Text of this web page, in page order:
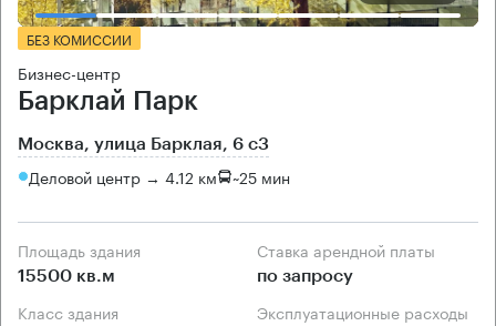
БЕЗ КОМИССИИ
Бизнес-центр
Барклай Парк
Москва, улица Барклая, 6 с3
Деловой центр → 4.12 км ~25 мин
Площадь здания
15500 кв.м
Ставка арендной платы
по запросу
Класс здания Эксплуатационные расходы